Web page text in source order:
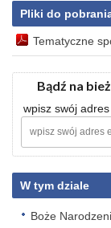
Pliki do
Tematyczne
Bądź na
wpisz swój
W tym dziale
Boże